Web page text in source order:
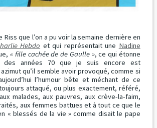
Riss que l’on a pu voir la semaine dernière en
Hebdo et qui représentait une Nadine
« fille cachée de de Gaulle », ce qui étonne
des années 70 que je suis encore est
qu’il semble avoir provoqué, comme si
l’humour bête et méchant de ce
attaqué, ou plus exactement, référé,
malades, aux pauvres, aux crève-la-faim,
aux femmes battues et à tout ce que le
« blessés de la vie » comme disait le pape